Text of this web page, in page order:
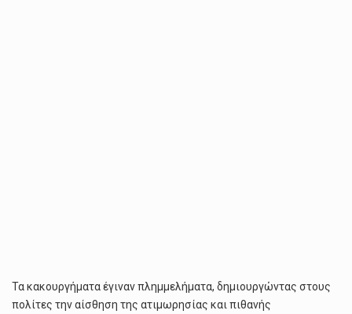
Τα κακουργήματα έγιναν πλημμελήματα, δημιουργώντας στους
πολίτες την αίσθηση της ατιμωρησίας και πιθανής